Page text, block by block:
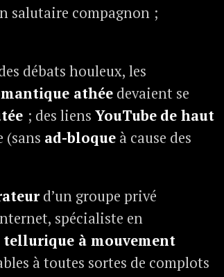
salutaire compagnon ;
débats houleux, les
athée devaient se
; des liens YouTube de haut
(sans ad-bloque à cause des
d’un groupe privé
spécialiste en
tellurique à mouvement
à toutes sortes de complots